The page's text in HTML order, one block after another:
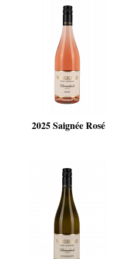
2025 Saignée Rosé